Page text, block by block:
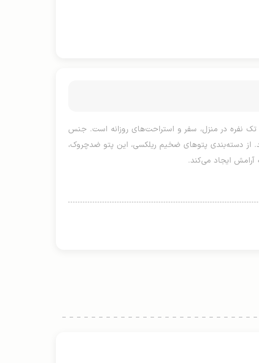
با ابعاد ۲۲۰×۱۶۰ سانتی‌متر برای تخت‌های تک نفره در منزل، سفر و استراحت‌های روزانه است. جنس
از دسته‌بندی پتوهای ضخیم ریلکسی، این پتو ضدچروک،
ایجاد می‌کند.